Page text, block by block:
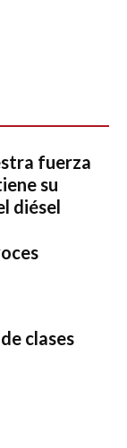
fuerza
su
diésel
clases